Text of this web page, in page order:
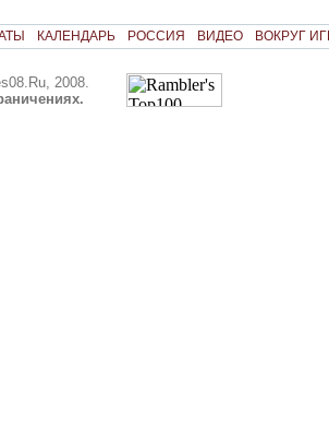
КАЛЕНДАРЬ РОССИЯ ВИДЕО ВОКРУГ
2008.